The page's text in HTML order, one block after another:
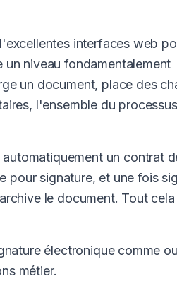
interfaces web
niveau fondamentalement
un document, place des
l'ensemble du
un contrat
pour signature, et une fois
le document. Tout cela
électronique comme
métier.